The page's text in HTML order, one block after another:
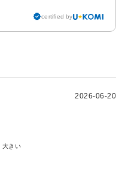
certified by
2026-06-20
大きい